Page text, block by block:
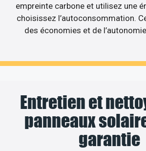
empreinte carbone et utilisez une
choisissez l’autoconsommation.
des économies et de
Entretien et
panneaux
garantie